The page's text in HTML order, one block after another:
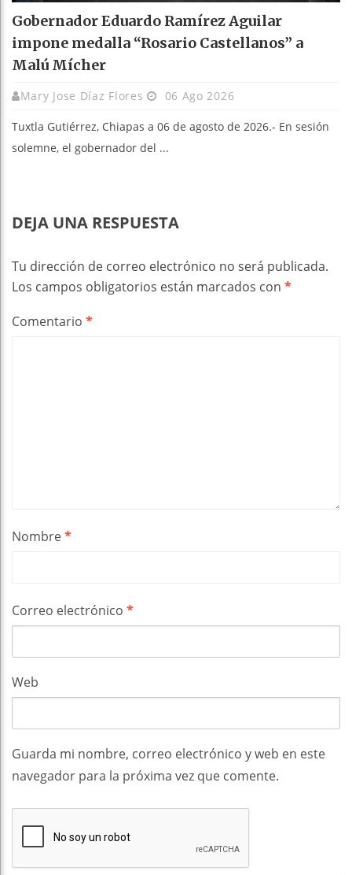
Gobernador Eduardo Ramírez Aguilar
impone medalla “Rosario Castellanos” a
Malú Mícher
Mary Jose Díaz Flores 06 Ago 2026
Tuxtla Gutiérrez, Chiapas a 06 de agosto de 2026.- En sesión
solemne, el gobernador del ...
DEJA UNA RESPUESTA
Tu dirección de correo electrónico no será publicada.
Los campos obligatorios están marcados con *
Comentario *
Nombre*
Correo electrónico *
Web
Guarda mi nombre, correo electrónico y web en este
navegador para la próxima vez que comente.